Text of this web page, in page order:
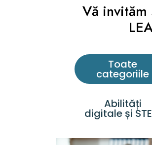
Vă
Toate
categoriile
Abilități
digitale și